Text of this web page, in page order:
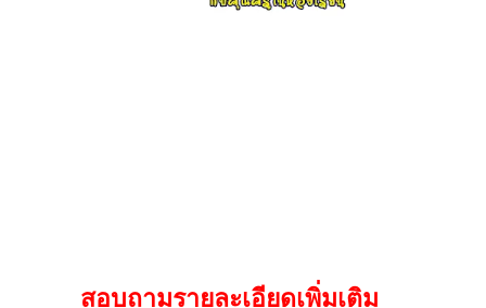
สอบถามรายละเอียดเพิ่มเติม